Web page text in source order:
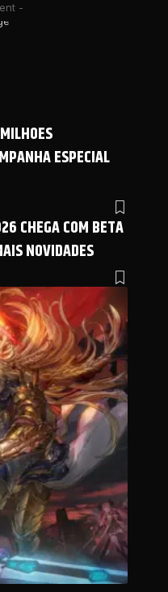
-
ESPECIAL
CHEGA COM BETA
NOVIDADES